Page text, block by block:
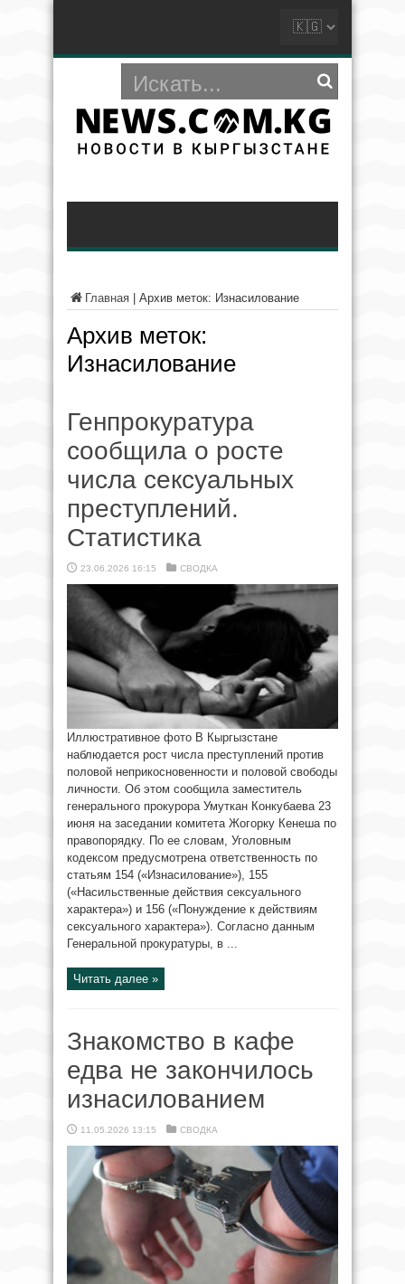
Главная Архив меток: Изнасилование
Архив меток:
Изнасилование
Генпрокуратура
сообщила о росте
числа сексуальных
преступлений.
Статистика
23.06.2026 16:15 СВОДКА
Иллюстративное фото В Кыргызстане
наблюдается рост числа преступлений против
половой неприкосновенности и половой свободы
личности. Об этом сообщила заместитель
генерального прокурора Умуткан Конкубаева 23
июня на заседании комитета Жогорку Кенеша по
правопорядку. По ее словам, Уголовным
кодексом предусмотрена ответственность по
статьям 154 («Изнасилование»), 155
(«Насильственные действия сексуального
характера») и 156 («Понуждение к действиям
сексуального характера»). Согласно данным
Генеральной прокуратуры, в ...
Читать далее »
Знакомство в кафе
едва не закончилось
изнасилованием
11.05.2026 13:15 СВОДКА